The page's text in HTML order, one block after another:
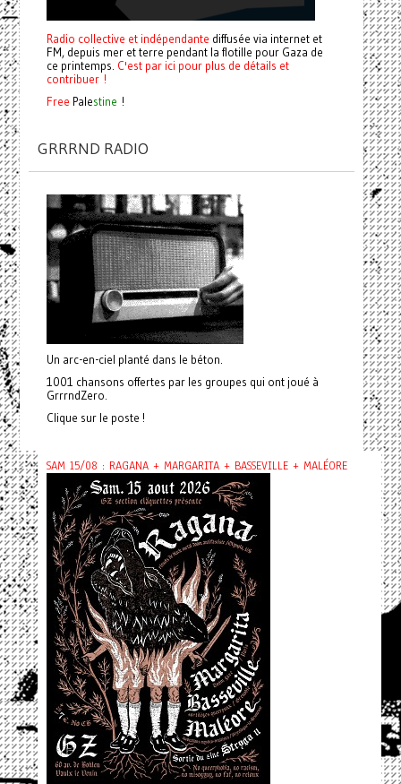
Radio collective et indépendante diffusée via internet et
FM, depuis mer et terre pendant la flotille pour Gaza de
ce printemps. C'est par ici pour plus de détails et
contribuer !
Free Palestine !
GRRRND RADIO
Un arc-en-ciel planté dans le béton.
1001 chansons offertes par les groupes qui ont joué à
GrrrndZero.
Clique sur le poste !
SAM 15/08 : RAGANA + MARGARITA + BASSEVILLE + MALÉORE